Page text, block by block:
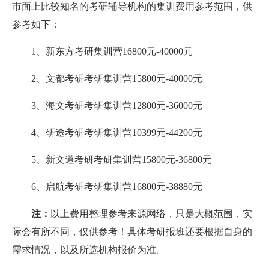
市面上比较知名的考研辅导机构的集训费用参考范围，供
参考如下：
1、新东方考研集训营16800元-40000元
2、文都考研考研集训营15800元-40000元
3、海文考研考研集训营12800元-36000元
4、研途考研考研集训营10399元-44200元
5、新文道考研考研集训营15800元-36800元
6、启航考研考研集训营16800元-38880元
注： 以上费用整理参考来源网络，只是大概范围，实
际会有所不同，仅供参考！具体考研报班还要根据自身的
需求情况，以及所选机构报价为准。